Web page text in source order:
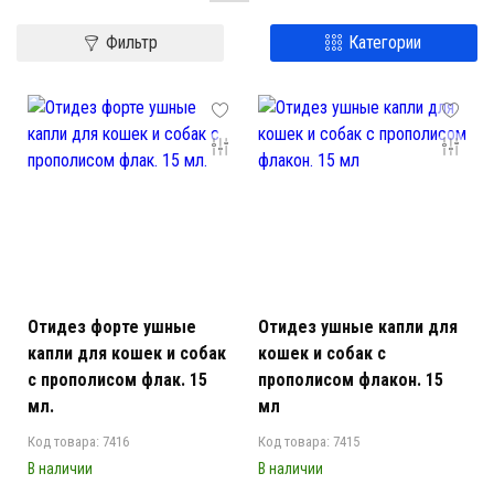
Фильтр Категории
Отидез форте ушные
капли для кошек и собак
с прополисом флак. 15
мл.
Код товара: 7416
В наличии
Отидез ушные капли для
кошек и собак с
прополисом флакон. 15
мл
Код товара: 7415
В наличии